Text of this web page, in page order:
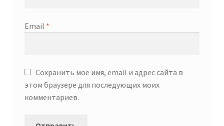
Email *
Сохранить моё имя, email и адрес сайта в
этом браузере для последующих моих
комментариев.